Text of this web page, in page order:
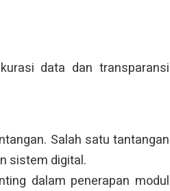
data dan transparansi
Salah satu tantangan
sistem digital.
dalam penerapan modul